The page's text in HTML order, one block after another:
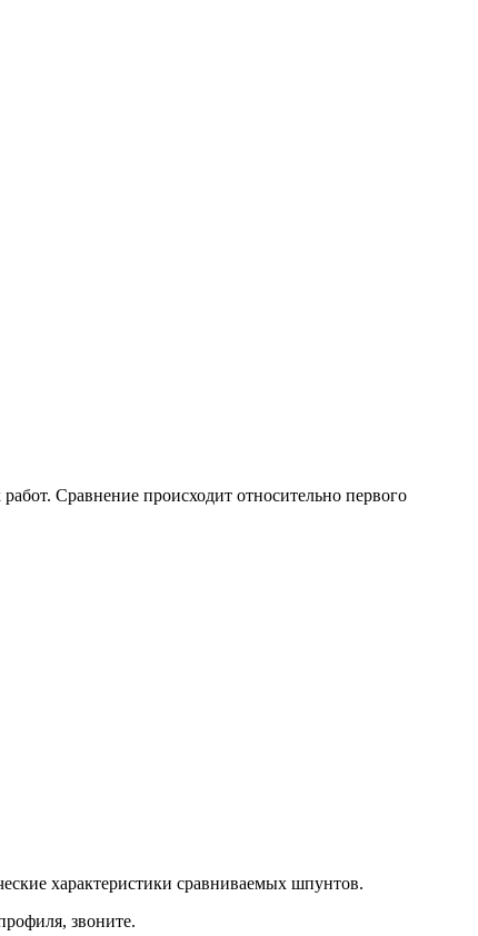
Сравнение происходит относительно первого
характеристики сравниваемых шпунтов.
звоните.